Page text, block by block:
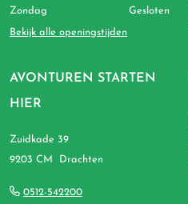
AVONTUREN STARTEN
HIER
Zuidkade 39
9203 CM Drachten
0512-542200
Zondag
Gesloten
Bekijk alle openingstijden